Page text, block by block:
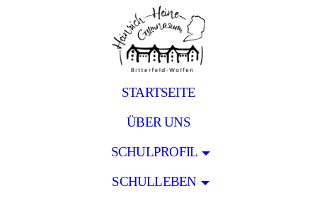
STARTSEITE
ÜBER UNS
SCHULPROFIL
SCHULLEBEN